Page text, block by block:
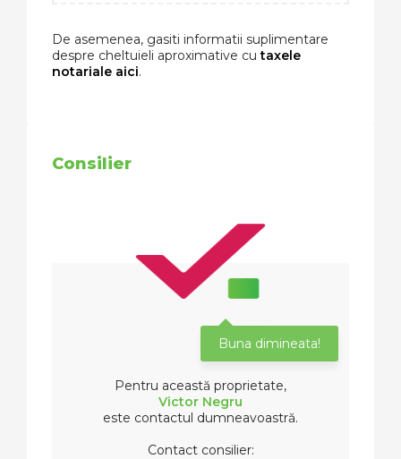
De asemenea, gasiti informatii suplimentare
despre cheltuieli aproximative cutaxele
notariale aici.
Consilier
Buna dimineata!
Pentru această proprietate,
Victor Negru
este contactul dumneavoastră.
Contact consilier: